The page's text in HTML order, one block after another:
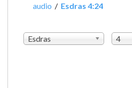
audio / Esdras 4:24
Esdras 4